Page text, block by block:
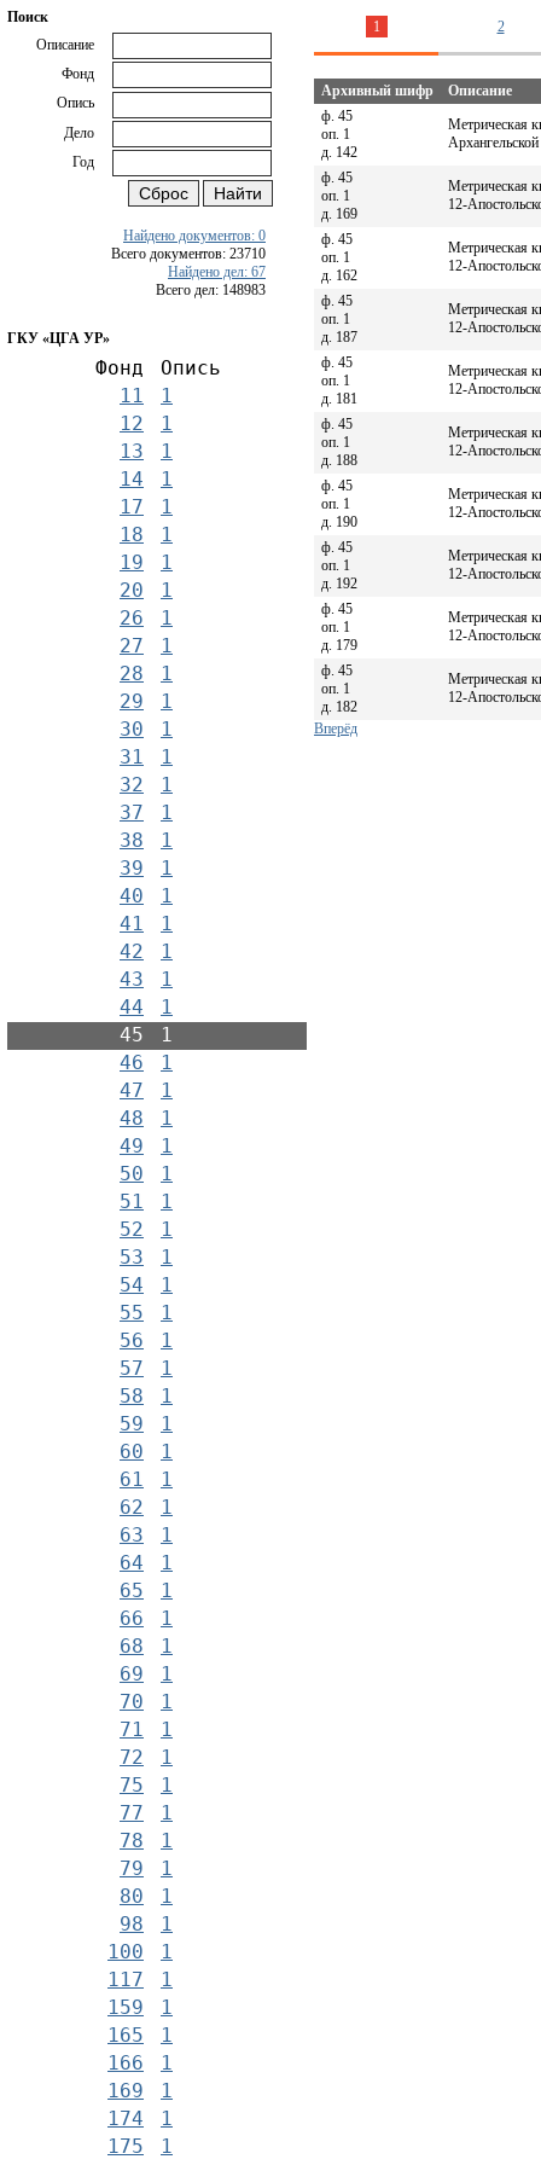
Поиск
Описание
Фонд
Опись
Дело
Год
Найдено документов: 0
Всего документов: 23710
Найдено дел: 67
Всего дел: 148983
ГКУ «ЦГА УР»
Фонд
Опись
11
1
12
1
13
1
14
1
17
1
18
1
19
1
20
1
26
1
27
1
28
1
29
1
30
1
31
1
32
1
37
1
38
1
39
1
40
1
41
1
42
1
43
1
44
1
45
1
46
1
47
1
48
1
49
1
50
1
51
1
52
1
53
1
54
1
55
1
56
1
57
1
58
1
59
1
60
1
61
1
62
1
63
1
64
1
65
1
66
1
68
1
69
1
70
1
71
1
72
1
75
1
77
1
78
1
79
1
80
1
98
1
100
1
117
1
159
1
165
1
166
1
169
1
174
1
175
1
1 2
Архивный шифр
Описание
ф. 45
оп. 1
д. 142
Метрическая
ф. 45
оп. 1
д. 169
Метрическая
12-
ф. 45
оп. 1
д. 162
Метрическая
12-
ф. 45
оп. 1
д. 187
Метрическая
12-
ф. 45
оп. 1
д. 181
Метрическая
12-
ф. 45
оп. 1
д. 188
Метрическая
12-
ф. 45
оп. 1
д. 190
Метрическая
12-
ф. 45
оп. 1
д. 192
Метрическая
12-
ф. 45
оп. 1
д. 179
Метрическая
12-
ф. 45
оп. 1
д. 182
Метрическая
12-
Вперёд